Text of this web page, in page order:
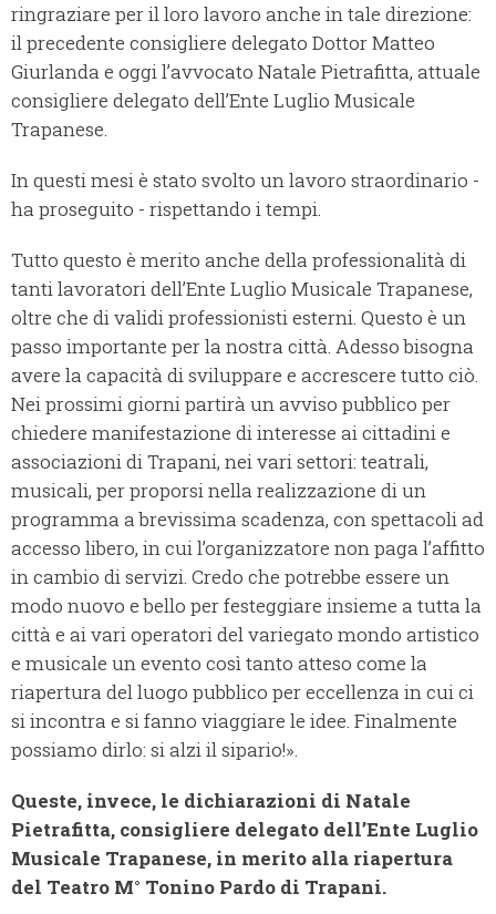
ringraziare per il loro lavoro anche in tale direzione:
il precedente consigliere delegato Dottor Matteo
Giurlanda e oggi l’avvocato Natale Pietrafitta, attuale
consigliere delegato dell’Ente Luglio Musicale
Trapanese.
In questi mesi è stato svolto un lavoro straordinario -
ha proseguito - rispettando i tempi.
Tutto questo è merito anche della professionalità di
tanti lavoratori dell’Ente Luglio Musicale Trapanese,
oltre che di validi professionisti esterni. Questo è un
passo importante per la nostra città. Adesso bisogna
avere la capacità di sviluppare e accrescere tutto ciò.
Nei prossimi giorni partirà un avviso pubblico per
chiedere manifestazione di interesse ai cittadini e
associazioni di Trapani, nei vari settori: teatrali,
musicali, per proporsi nella realizzazione di un
programma a brevissima scadenza, con spettacoli ad
accesso libero, in cui l’organizzatore non paga l’affitto
in cambio di servizi. Credo che potrebbe essere un
modo nuovo e bello per festeggiare insieme a tutta la
città e ai vari operatori del variegato mondo artistico
e musicale un evento così tanto atteso come la
riapertura del luogo pubblico per eccellenza in cui ci
si incontra e si fanno viaggiare le idee. Finalmente
possiamo dirlo: si alzi il sipario!».
Queste, invece, le dichiarazioni di Natale
Pietrafitta, consigliere delegato dell’Ente Luglio
Musicale Trapanese, in merito alla riapertura
del Teatro M° Tonino Pardo di Trapani.